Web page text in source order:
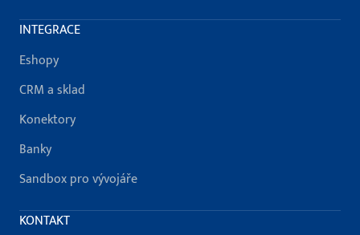
INTEGRACE
Eshopy
CRM a sklad
Konektory
Banky
Sandbox pro vývojáře
KONTAKT